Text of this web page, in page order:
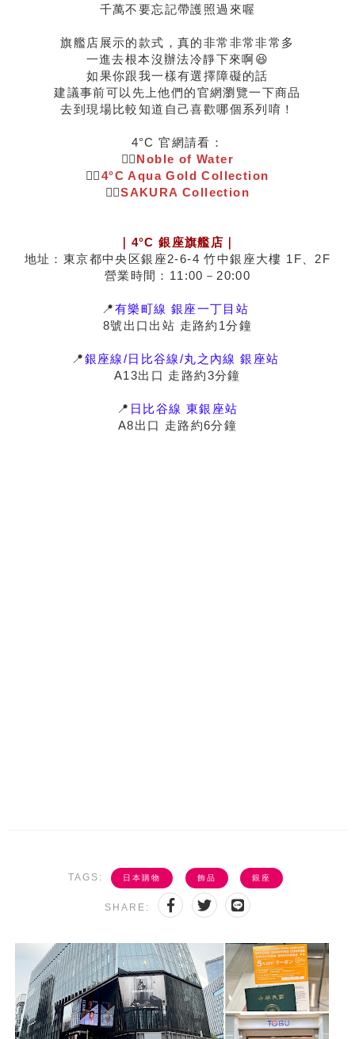
千萬不要忘記帶護照過來喔
旗艦店展示的款式，真的非常非常非常多
一進去根本沒辦法冷靜下來啊😆
如果你跟我一樣有選擇障礙的話
建議事前可以先上他們的官網瀏覽一下商品
去到現場比較知道自己喜歡哪個系列唷！
4°C 官網請看：
👉🏻Noble of Water
👉🏻4°C Aqua Gold Collection
👉🏻SAKURA Collection
｜4°C 銀座旗艦店｜
地址：東京都中央区銀座2-6-4 竹中銀座大樓 1F、2F
營業時間：11:00－20:00
📍有樂町線 銀座一丁目站
8號出口出站 走路約1分鐘
📍銀座線/日比谷線/丸之內線 銀座站
A13出口 走路約3分鐘
📍 日比谷線 東銀座站
A8出口 走路約6分鐘
TAGS: 日本購物 飾品 銀座
SHARE: